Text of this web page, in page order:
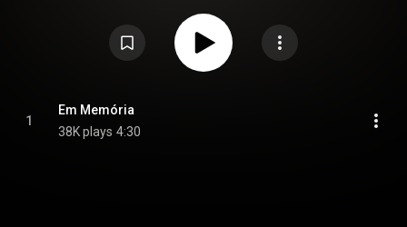
1
Em Memória
38K plays 4:30